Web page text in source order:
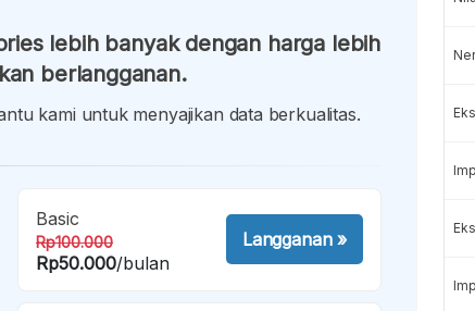
lebih banyak dengan harga lebih
berlangganan.
kami untuk menyajikan data berkualitas.
Basic
Rp100.000
Rp50.000/bulan
Langganan»